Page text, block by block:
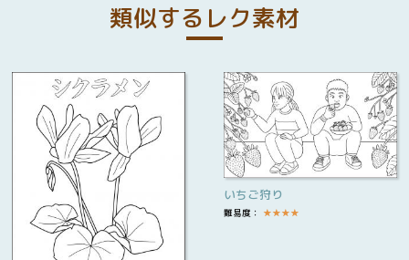
類似するレク素材
いちご狩り
難易度： ★★★★